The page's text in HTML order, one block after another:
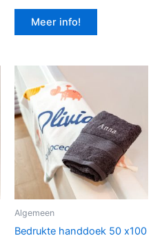
Meer info!
Algemeen
Bedrukte handdoek 50 x100